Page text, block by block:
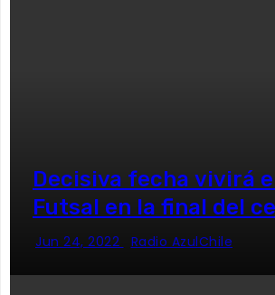
Decisiva fecha vivirá
Futsal en la final del
Jun 24, 2022 Radio AzulChile